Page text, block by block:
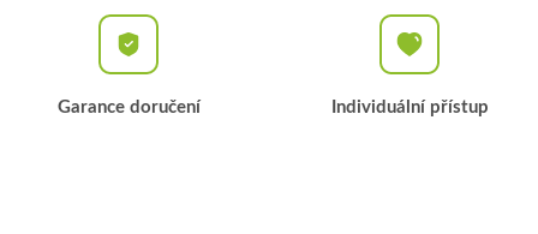
Garance doručení Individuální přístup